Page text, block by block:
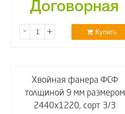
Договорная
- + Купить
Хвойная фанера ФСФ
толщиной 9 мм размером
2440х1220, сорт 3/3